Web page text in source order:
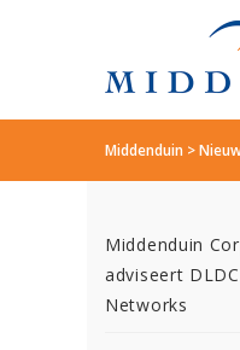
Middenduin >
Middenduin
adviseert
Networks